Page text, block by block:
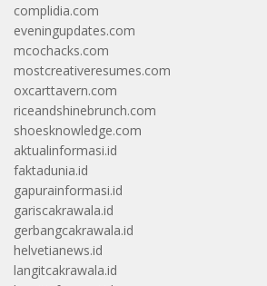
complidia.com
eveningupdates.com
mcochacks.com
mostcreativeresumes.com
oxcarttavern.com
riceandshinebrunch.com
shoesknowledge.com
aktualinformasi.id
faktadunia.id
gapurainformasi.id
gariscakrawala.id
gerbangcakrawala.id
helvetianews.id
langitcakrawala.id